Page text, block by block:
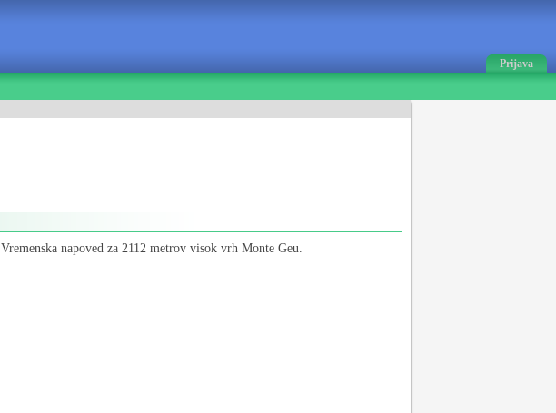
Prijava
Vremenska napoved za 2112 metrov visok vrh Monte Geu.